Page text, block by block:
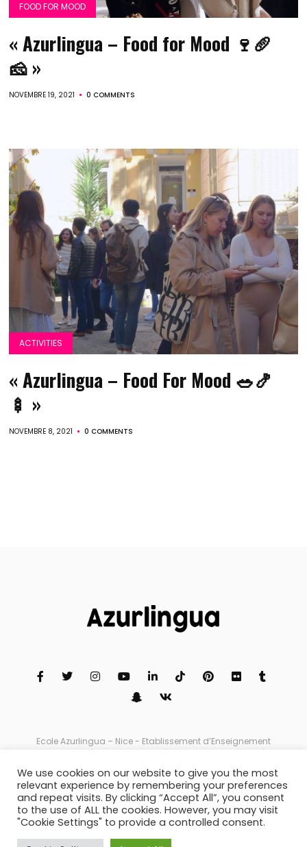
FOOD FOR MOOD
« Azurlingua – Food for Mood 🍷🥖
🧀 »
NOVEMBRE 19, 2021 0 COMMENTS
ACTIVITIES
« Azurlingua – Food For Mood 🥗🍤
🍢 »
NOVEMBRE 8, 2021 0 COMMENTS
Ecole Azurlingua – Nice - Etablissement d’Enseignement
Supérieur Privé | Azurlingua.com | info@azurlingua.com | 47
97 03 07 03 | Copyright 2021 © Licence Messous Fares SARL au
capital de 56 610€ RCS NICE 1990 B 01428 - SIRET 379 498 967
000 31 NAF 8559 B. Déclaration d’activité enregistrée sous le
numéro 93.06.074116.06 auprès du préfet de région de
Provence-Alpes-Côte d’Azur. Cet enregistrement ne vaut pas
l’agrément de l’Etat.
We use cookies on our website to give you the most
relevant experience by remembering your preferences
and repeat visits. By clicking “Accept All”, you consent
to the use of ALL the cookies. However, you may visit
"Cookie Settings" to provide a controlled consent.